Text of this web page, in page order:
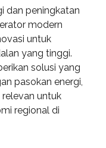
dan peningkatan
modern
untuk
yang tinggi.
solusi yang
pasokan energi,
untuk
regional di